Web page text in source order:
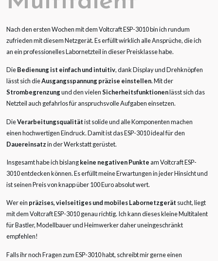
Nach den ersten Wochen mit dem Voltcraft ESP-3010 bin ich rundum
zufrieden mit diesem Netzgerät. Es erfüllt wirklich alle Ansprüche, die ich
an ein professionelles Labornetzteil in dieser Preisklasse habe.
DieBedienung ist einfach und intuitiv, dank Display und Drehknöpfen
lässt sich dieAusgangsspannung präzise einstellen. Mit der
Strombegrenzungund den vielenSicherheitsfunktionenlässt sich das
Netzteil auch gefahrlos für anspruchsvolle Aufgaben einsetzen.
DieVerarbeitungsqualitätist solide und alle Komponenten machen
einen hochwertigen Eindruck. Damit ist das ESP-3010 ideal für den
Dauereinsatzin der Werkstatt gerüstet.
Insgesamt habe ich bislangkeine negativen Punkteam Voltcraft ESP-
3010 entdecken können. Es erfüllt meine Erwartungen in jeder Hinsicht und
ist seinen Preis von knapp über 100 Euro absolut wert.
Wer ein präzises, vielseitiges und mobiles Labornetzgerät sucht, liegt
mit dem Voltcraft ESP-3010 genau richtig. Ich kann dieses kleine Multitalent
für Bastler, Modellbauer und Heimwerker daher uneingeschränkt
empfehlen!
Falls ihr noch Fragen zum ESP-3010 habt, schreibt mir gerne einen